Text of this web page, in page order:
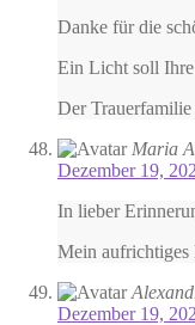
Danke für die
Ein Licht soll Ihre
Der
Maria
Dezember 19,
In lieber
Mein aufrichtiges
Dezember 19,